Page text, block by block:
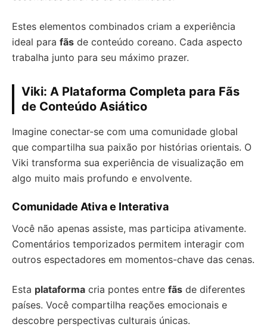
Estes elementos combinados criam a experiência
ideal para fãs de conteúdo coreano. Cada aspecto
trabalha junto para seu máximo prazer.
Viki: A Plataforma Completa para Fãs
de Conteúdo Asiático
Imagine conectar-se com uma comunidade global
que compartilha sua paixão por histórias orientais. O
Viki transforma sua experiência de visualização em
algo muito mais profundo e envolvente.
Comunidade Ativa e Interativa
Você não apenas assiste, mas participa ativamente.
Comentários temporizados permitem interagir com
outros espectadores em momentos-chave das cenas.
Esta plataforma cria pontes entre fãs de diferentes
países. Você compartilha reações emocionais e
descobre perspectivas culturais únicas.